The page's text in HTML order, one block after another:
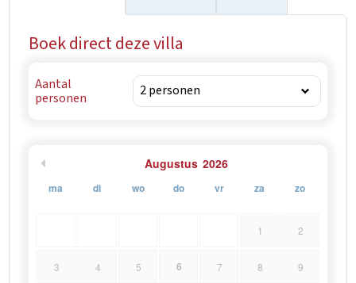
Boek direct deze villa
Aantal
personen
Augustus 2026
ma di wo do vr za zo
1 2
3 4 5 6 7 8 9